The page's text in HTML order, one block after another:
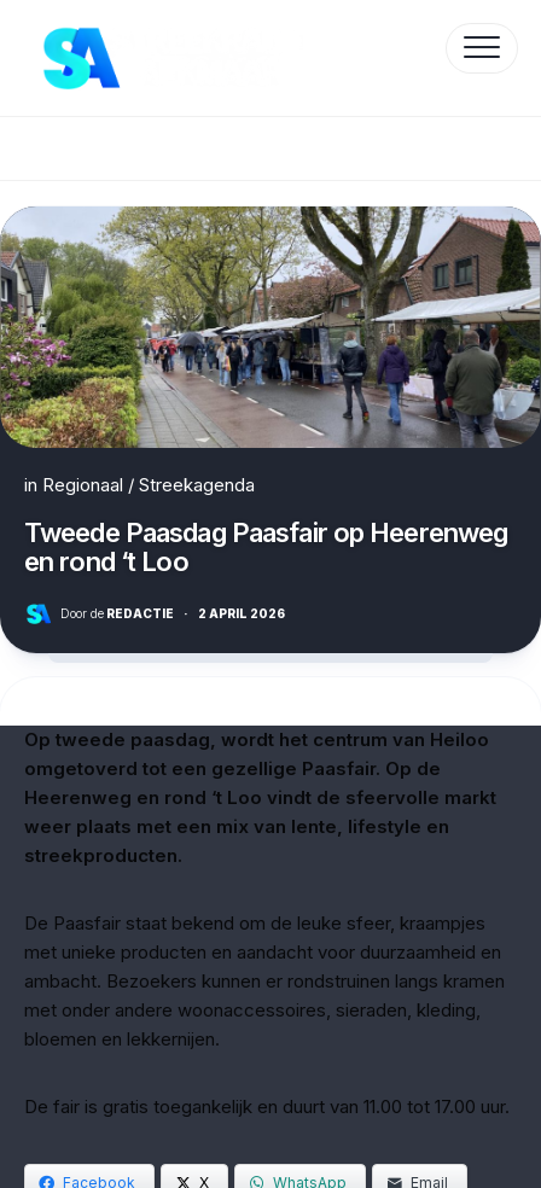
content
in Regionaal / Streekagenda
Tweede Paasdag Paasfair op Heerenweg
en rond ‘t Loo
Door de REDACTIE · 2 APRIL 2026
Op tweede paasdag, wordt het centrum van Heiloo
omgetoverd tot een gezellige Paasfair. Op de
Heerenweg en rond ‘t Loo vindt de sfeervolle markt
weer plaats met een mix van lente, lifestyle en
streekproducten.
De Paasfair staat bekend om de leuke sfeer, kraampjes
met unieke producten en aandacht voor duurzaamheid en
ambacht. Bezoekers kunnen er rondstruinen langs kramen
met onder andere woonaccessoires, sieraden, kleding,
bloemen en lekkernijen.
De fair is gratis toegankelijk en duurt van 11.00 tot 17.00 uur.
Facebook X WhatsApp Email
Protected by WP Anti-Hacker